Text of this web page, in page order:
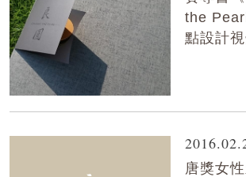
the
點設計
唐獎女